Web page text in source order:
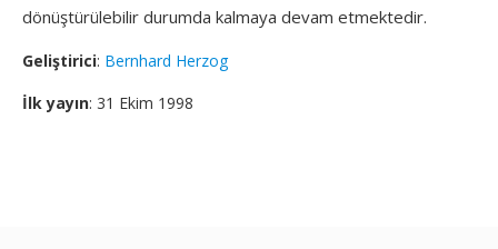
dönüştürülebilir durumda kalmaya devam etmektedir.
Geliştirici: Bernhard Herzog
İlk yayın: 31 Ekim 1998